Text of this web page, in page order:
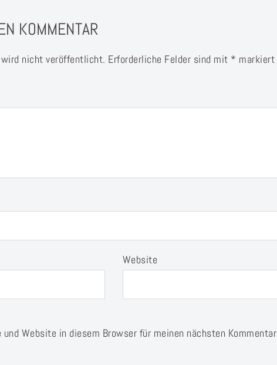
KOMMENTAR
wird nicht veröffentlicht. Erforderliche Felder sind mit * markiert
Website
und Website in diesem Browser für meinen nächsten Kommentar